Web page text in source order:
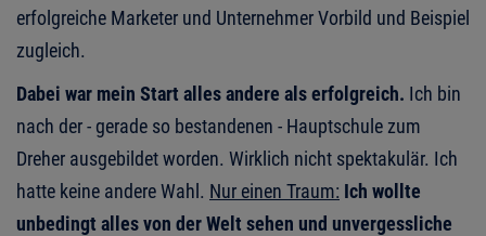
erfolgreiche Marketer und Unternehmer Vorbild und Beispiel
zugleich.
Dabei war mein Start alles andere als erfolgreich. Ich bin
nach der - gerade so bestandenen - Hauptschule zum
Dreher ausgebildet worden. Wirklich nicht spektakulär. Ich
hatte keine andere Wahl. Nur einen Traum: Ich wollte
unbedingt alles von der Welt sehen und unvergessliche